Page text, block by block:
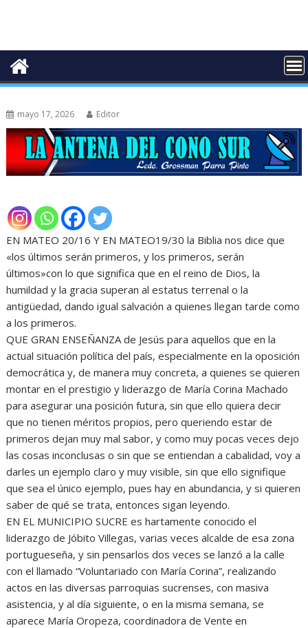
mayo 17, 2026 Editor
EN MATEO 20/16 Y EN MATEO19/30 la Biblia nos dice que
«los últimos serán primeros, y los primeros, serán
últimos»con lo que significa que en el reino de Dios, la
humildad y la gracia superan al estatus terrenal o la
antigüedad, dando igual salvación a quienes llegan tarde como
a los primeros.
QUE GRAN ENSEÑANZA de Jesús para aquellos que en la
actual situación política del país, especialmente en la oposición
democrática y, de manera muy concreta, a quienes se quieren
montar en el prestigio y liderazgo de María Corina Machado
para asegurar una posición futura, sin que ello quiera decir
que no tienen méritos propios, pero queriendo estar de
primeros dejan muy mal sabor, y como muy pocas veces dejo
las cosas inconclusas o sin que se entiendan a cabalidad, voy a
darles un ejemplo claro y muy visible, sin que ello signifique
que sea el único ejemplo, pues hay en abundancia, y si quieren
saber de qué se trata, entonces sigan leyendo.
EN EL MUNICIPIO SUCRE es hartamente conocido el
liderazgo de Jóbito Villegas, varias veces alcalde de esa zona
portugueseña, y sin pensarlos dos veces se lanzó a la calle
con el llamado “Voluntariado con María Corina”, realizando
actos en las diversas parroquias sucrenses, con masiva
asistencia, y al día siguiente, o en la misma semana, se
aparece María Oropeza, coordinadora de Vente en